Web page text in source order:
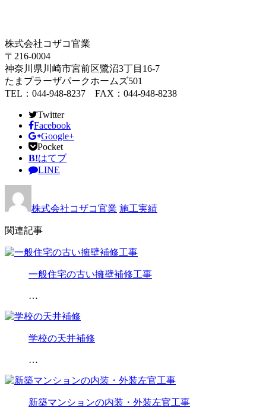
株式会社コザコ官業
〒216-0004
神奈川県川崎市宮前区鷺沼3丁目16-7
たまプラーザパークホームズ501
TEL：044-948-8237 FAX：044-948-8238
Twitter
Facebook
Google+
Pocket
B!はてブ
LINE
株式会社コザコ官業 施工実績
関連記事
一般住宅の古い擁壁補修工事
…
学校の天井補修
…
新築マンションの内装・外装左官工事